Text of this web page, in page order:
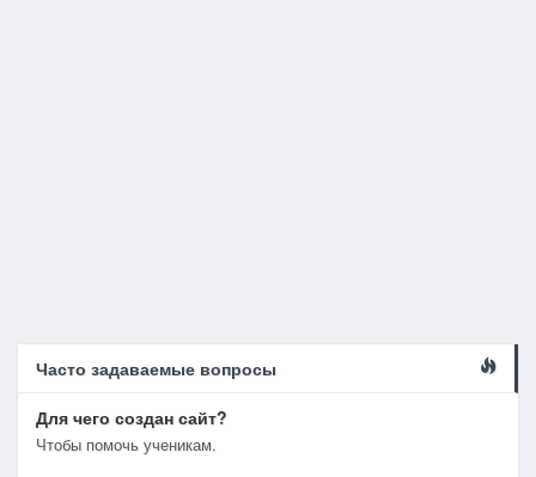
Часто задаваемые вопросы
Для чего создан сайт?
Чтобы помочь ученикам.